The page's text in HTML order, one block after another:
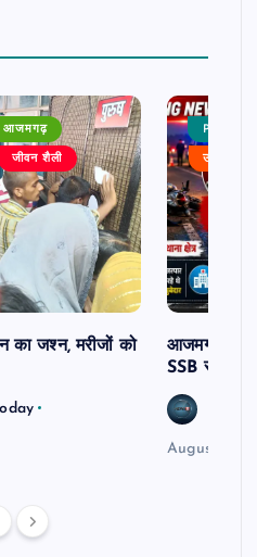
आजमगढ़
जीवन शैली
का जश्न, मरीजों को
PUBLIC
उत्तर
आजमगढ़
SSB सुबेदार
August 6,